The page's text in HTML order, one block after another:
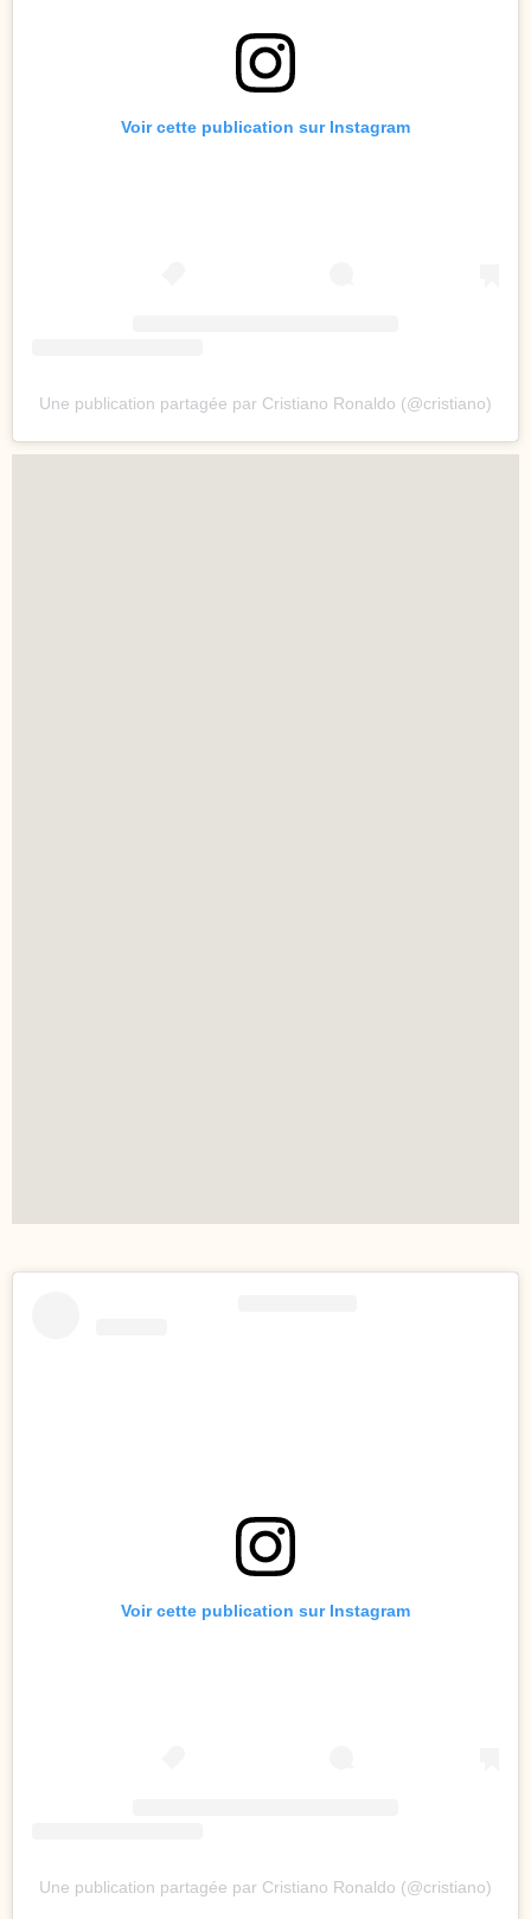
Voir cette publication sur Instagram
Une publication partagée par Cristiano Ronaldo (@cristiano)
Voir cette publication sur Instagram
Une publication partagée par Cristiano Ronaldo (@cristiano)